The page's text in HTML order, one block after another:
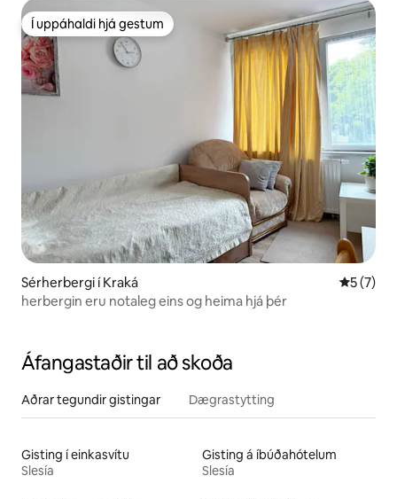
Í uppáhaldi hjá gestum
Í uppáhaldi hjá gestum
Sérherbergi í Kraká 5 af 5 í
5 (7)
herbergin eru notaleg eins og heima hjá þér
Áfangastaðir til að skoða
Aðrar tegundir gistingar Dægrastytting
Gisting í einkasvítu
Slesía
Gisting á íbúðahótelum
Slesía